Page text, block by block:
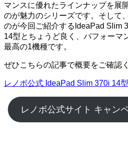
マンスに優れたラインナップを展
のが魅力のシリーズです。そして
のが今回ご紹介するIdeaPad Slim
14型とちょうど良く、パフォーマ
最高の1機種です。
ぜひこちらの記事で概要をご確認
レノボ公式 IdeaPad Slim 370i 14
レノボ公式サイト キャン